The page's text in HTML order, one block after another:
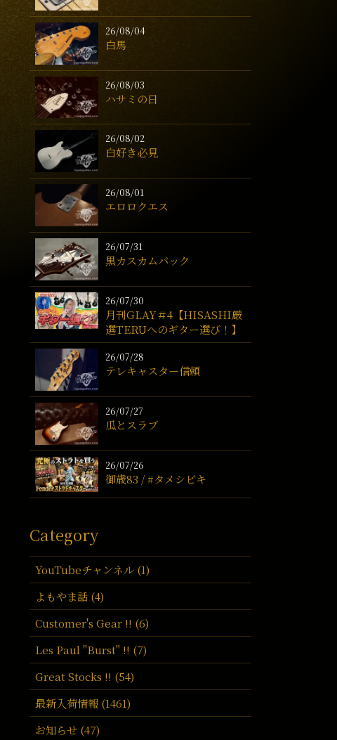
26/08/04
白馬
26/08/03
ハサミの日
26/08/02
白好き必見
26/08/01
エロロクエス
26/07/31
黒カスカムバック
26/07/30
月刊GLAY＃4【HISASHI厳
選TERUへのギター選び！】
26/07/28
テレキャスター信頼
26/07/27
瓜とスラブ
26/07/26
御歳83 / #タメシビキ
Category
YouTubeチャンネル (1)
よもやま話 (4)
Customer's Gear !! (6)
Les Paul "Burst" !! (7)
Great Stocks !! (54)
最新入荷情報 (1461)
お知らせ (47)